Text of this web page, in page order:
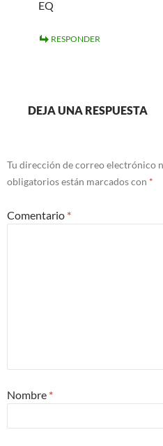
EQ
RESPONDER
DEJA UNA RESPUESTA
Tu dirección de correo electrónico
obligatorios están marcados con *
Comentario *
Nombre *